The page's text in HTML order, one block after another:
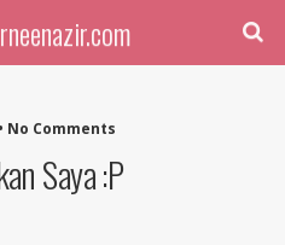
No Comments
Saya :p